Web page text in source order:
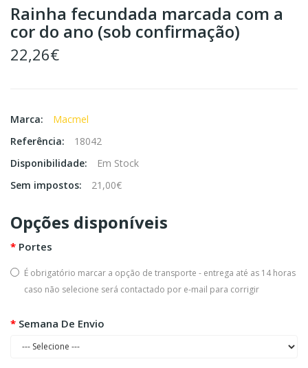
Rainha fecundada marcada com a
cor do ano (sob confirmação)
22,26€
Marca:
Macmel
Referência:
18042
Disponibilidade:
Em Stock
Sem impostos:
21,00€
Opções disponíveis
Portes
É obrigatório marcar a opção de transporte - entrega até as 14 horas
caso não selecione será contactado por e-mail para corrigir
Semana De Envio